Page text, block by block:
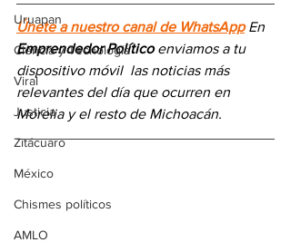
Uruapan
Ciencia y Tecnología
Viral
Justicia
Zitácuaro
México
Chismes políticos
AMLO
Únete a nuestro canal de WhatsApp En
Emprendedor Político enviamos a tu
dispositivo móvil las noticias más
relevantes del día que ocurren en
Morelia y el resto de Michoacán.